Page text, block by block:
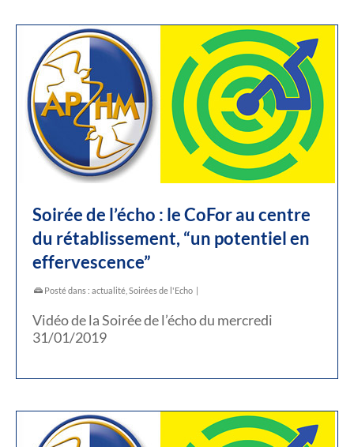
Soirée de l’écho : le CoFor au centre
du rétablissement, “un potentiel en
effervescence”
Posté dans : actualité Soirées de l'Echo |
Vidéo de la Soirée de l’écho du mercredi
31/01/2019